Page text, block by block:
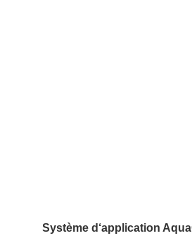
Système d‘application